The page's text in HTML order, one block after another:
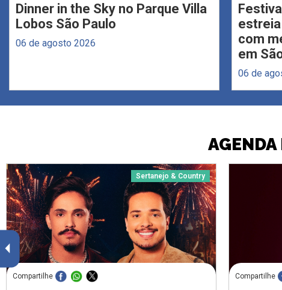
Dinner in the Sky no Parque Villa
Lobos São Paulo
06 de agosto 2026
com
em
06 de
Sertanejo & Country
Compartilhe Compartilhe